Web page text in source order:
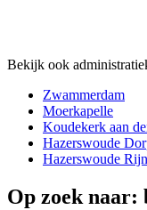
Bekijk ook
Zwammerdam
Moerkapelle
Koudekerk aan
Hazerswoude
Hazerswoude
Op zoek naar: